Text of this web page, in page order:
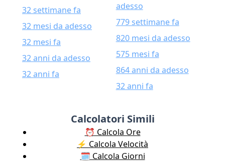
32 settimane fa
32 mesi da adesso
32 mesi fa
32 anni da adesso
32 anni fa
adesso
779 settimane fa
820 mesi da adesso
575 mesi fa
864 anni da adesso
32 anni fa
Calcolatori Simili
⏰ Calcola Ore
⚡️ Calcola Velocità
🗓️ Calcola Giorni